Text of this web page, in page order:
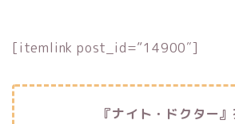
[itemlink post_id=”14900″]
『ナイト・ドクター